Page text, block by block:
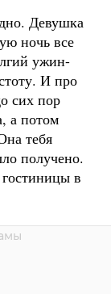
Девушка
ночь все
ужин-
И про
сих пор
а потом
тебя
получено.
в